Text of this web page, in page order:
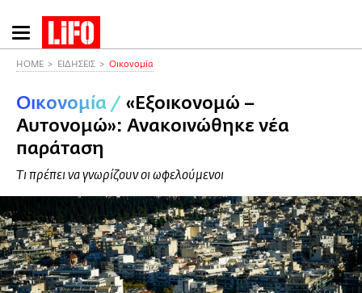
Παράκαμψη
προς
περιεχόμενο
HOME ΕΙΔΗΣΕΙΣ Οικονομία
Οικονομία / «Εξοικονομώ –
Αυτονομώ»: Ανακοινώθηκε νέα
παράταση
Τι πρέπει να γνωρίζουν οι ωφελούμενοι